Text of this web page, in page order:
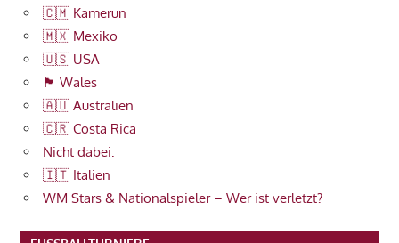
🇨🇲 Kamerun
🇲🇽 Mexiko
🇺🇸 USA
🏴󠁧󠁢󠁷󠁬󠁳󠁿 Wales
🇦🇺 Australien
🇨🇷 Costa Rica
Nicht dabei:
🇮🇹 Italien
WM Stars & Nationalspieler – Wer ist verletzt?